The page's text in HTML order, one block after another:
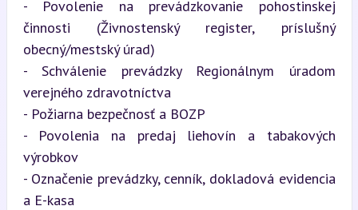
- Povolenie na prevádzkovanie pohostinskej
činnosti (Živnostenský register, príslušný
obecný/mestský úrad)
- Schválenie prevádzky Regionálnym úradom
verejného zdravotníctva
- Požiarna bezpečnosť a BOZP
- Povolenia na predaj liehovín a tabakových
výrobkov
- Označenie prevádzky, cenník, dokladová evidencia
a E-kasa